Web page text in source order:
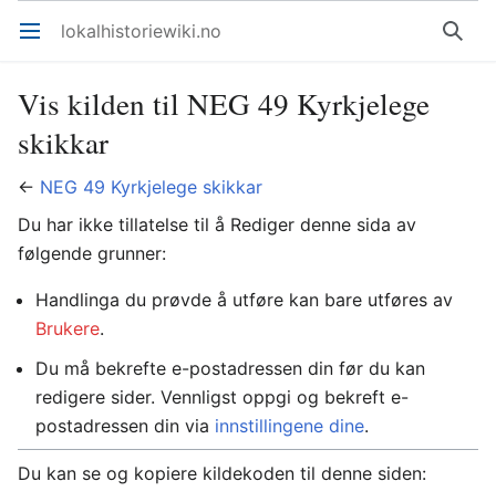
Åpne hovedmenyen lokalhistoriewiki.no Søk
Vis kilden til NEG 49 Kyrkjelege
skikkar
← NEG 49 Kyrkjelege skikkar
Du har ikke tillatelse til å Rediger denne sida av
følgende grunner:
Handlinga du prøvde å utføre kan bare utføres av
Brukere.
Du må bekrefte e-postadressen din før du kan
redigere sider. Vennligst oppgi og bekreft e-
postadressen din via innstillingene dine.
Du kan se og kopiere kildekoden til denne siden: